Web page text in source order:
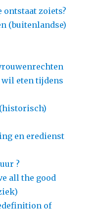
zoiets?
(buitenlandse)
wil eten tijdens
en eredienst
?
all the good
of